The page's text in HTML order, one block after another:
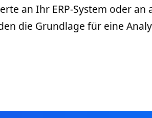
an Ihr ERP-System oder an
die Grundlage für eine